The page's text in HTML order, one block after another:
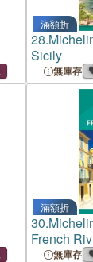
滿額折
28.
Sicily
無庫存
滿額折
30.
French
無庫存